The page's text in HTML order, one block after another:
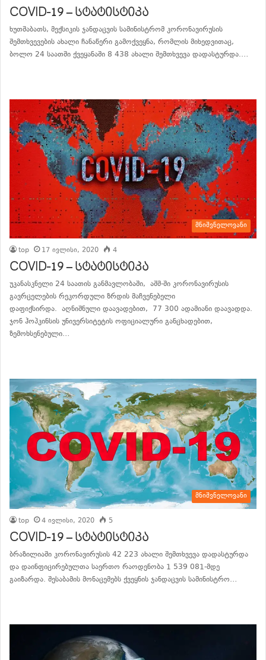
COVID-19 – სტატისტიკა
ხუთშაბათს, მექსიკის ჯანდაცვის სამინისტრომ კორონავირუსის
შემთხვევების ახალი ჩანაწერი გამოქვეყნა, რომლის მიხედვითაც,
ბოლო 24 საათში ქვეყანაში 8 438 ახალი შემთხვევა დადასტურდა.…
მნიშვნელოვანი
top 17 ივლისი, 2020 4
COVID-19 – სტატისტიკა
უკანასკნელი 24 საათის განმავლობაში, აშშ-ში კორონავირუსის
გავრცელების რეკორდული ზრდის მაჩვენებელი
დაფიქსირდა. აღნიშნული დაავადებით, 77 300 ადამიანი დაავადდა.
ჯონ ჰოპკინსის უნივერსიტეტის ოფიციალური განცხადებით,
ზემოხსენებული…
მნიშვნელოვანი
top 4 ივლისი, 2020 5
COVID-19 – სტატისტიკა
ბრაზილიაში კორონავირუსის 42 223 ახალი შემთხვევა დადასტურდა
და დაინფიცირებულთა საერთო რაოდენობა 1 539 081-მდე
გაიზარდა. შესაბამის მონაცემებს ქვეყნის ჯანდაცვის სამინისტრო…